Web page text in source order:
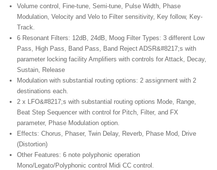
Volume control, Fine-tune, Semi-tune, Pulse Width, Phase
Modulation, Velocity and Velo to Filter sensitivity, Key follow, Key-
Track.
6 Resonant Filters: 12dB, 24dB, Moog Filter Types: 3 different Low
Pass, High Pass, Band Pass, Band Reject ADSR&#8217;s with
parameter locking facility Amplifiers with controls for Attack, Decay,
Sustain, Release
Modulation with substantial routing options: 2 assignment with 2
destinations each.
2 x LFO&#8217;s with substantial routing options Mode, Range,
Beat Step Sequencer with control for Pitch, Filter, and FX
parameter, Phase Modulation option.
Effects: Chorus, Phaser, Twin Delay, Reverb, Phase Mod, Drive
(Distortion)
Other Features: 6 note polyphonic operation
Mono/Legato/Polyphonic control Midi CC control.